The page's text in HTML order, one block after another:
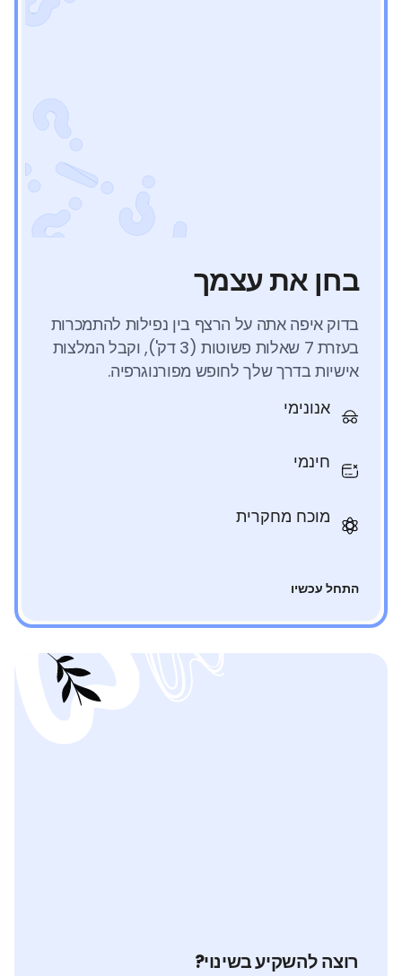
בחן את עצמך
בדוק איפה אתה על הרצף בין נפילות להתמכרות
בעזרת 7 שאלות פשוטות (3 דק'), וקבל המלצות
אישיות בדרך שלך לחופש מפורנוגרפיה.
אנונימי
חינמי
מוכח מחקרית
התחל עכשיו
רוצה להשקיע בשינוי?